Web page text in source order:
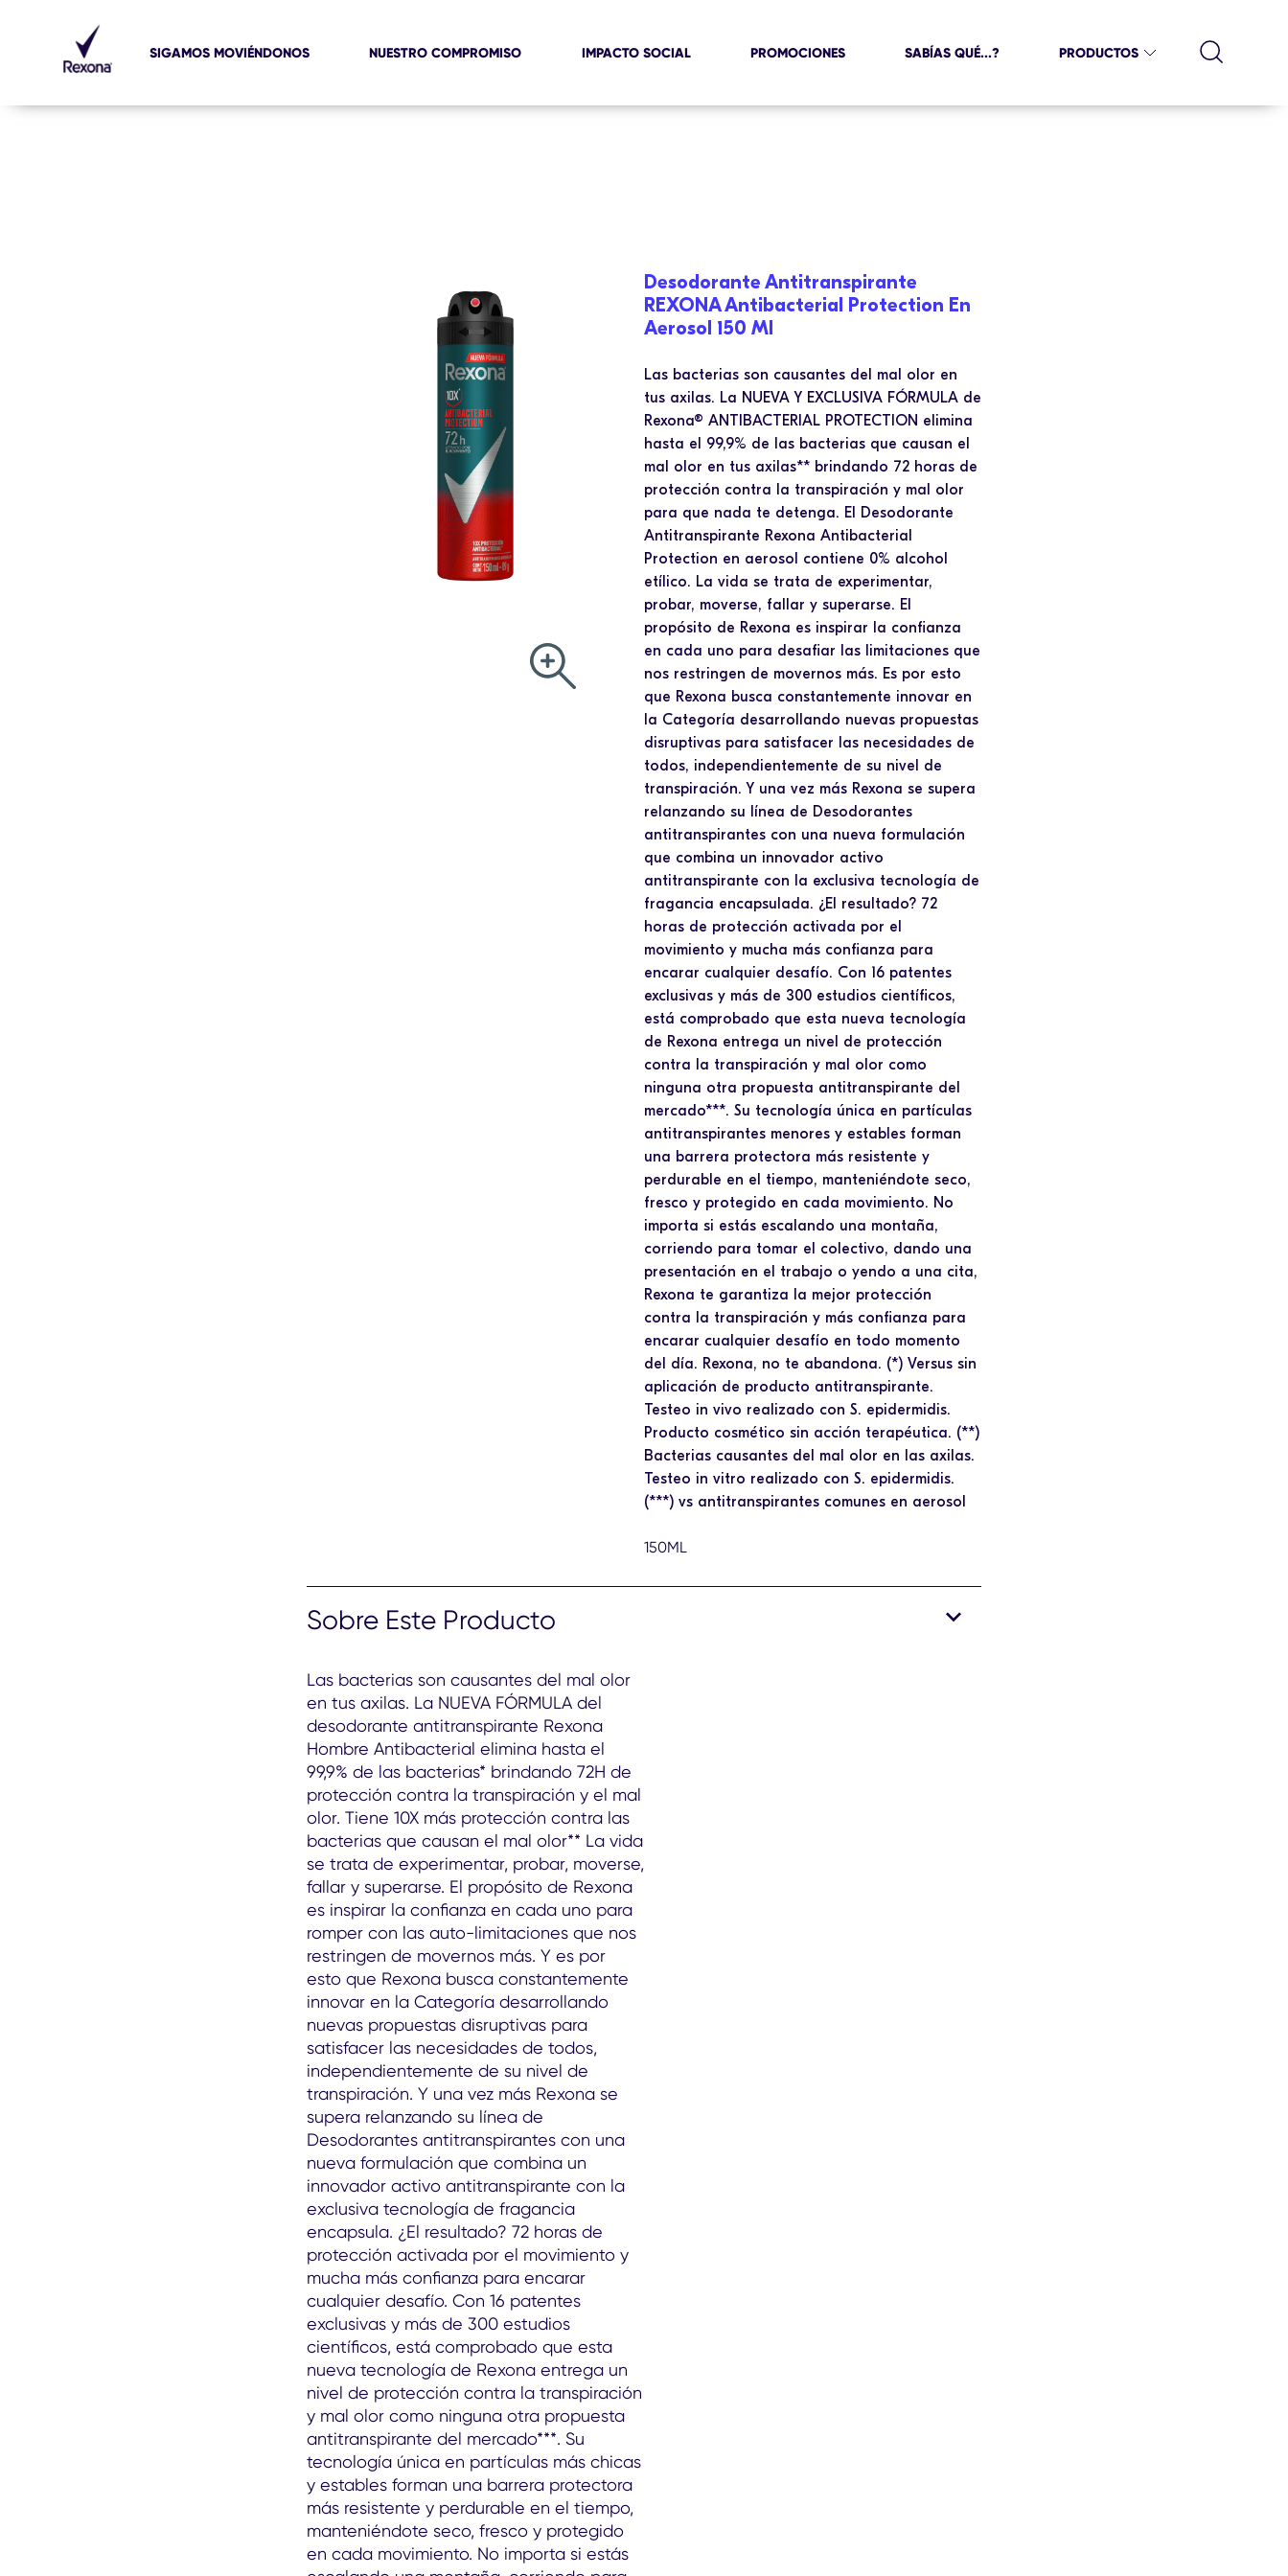
SIGAMOS MOVIÉNDONOS NUESTRO COMPROMISO IMPACTO SOCIAL PROMOCIONES SABÍAS QUÉ...? PRODUCTOS
Desodorante Antitranspirante
REXONA Antibacterial Protection En
Aerosol 150 Ml
Las bacterias son causantes del mal olor en
tus axilas. La NUEVA Y EXCLUSIVA FÓRMULA de
Rexona® ANTIBACTERIAL PROTECTION elimina
hasta el 99,9% de las bacterias que causan el
mal olor en tus axilas** brindando 72 horas de
protección contra la transpiración y mal olor
para que nada te detenga. El Desodorante
Antitranspirante Rexona Antibacterial
Protection en aerosol contiene 0% alcohol
etílico. La vida se trata de experimentar,
probar, moverse, fallar y superarse. El
propósito de Rexona es inspirar la confianza
en cada uno para desafiar las limitaciones que
nos restringen de movernos más. Es por esto
que Rexona busca constantemente innovar en
la Categoría desarrollando nuevas propuestas
disruptivas para satisfacer las necesidades de
todos, independientemente de su nivel de
transpiración. Y una vez más Rexona se supera
relanzando su línea de Desodorantes
antitranspirantes con una nueva formulación
que combina un innovador activo
antitranspirante con la exclusiva tecnología de
fragancia encapsulada. ¿El resultado? 72
horas de protección activada por el
movimiento y mucha más confianza para
encarar cualquier desafío. Con 16 patentes
exclusivas y más de 300 estudios científicos,
está comprobado que esta nueva tecnología
de Rexona entrega un nivel de protección
contra la transpiración y mal olor como
ninguna otra propuesta antitranspirante del
mercado***. Su tecnología única en partículas
antitranspirantes menores y estables forman
una barrera protectora más resistente y
perdurable en el tiempo, manteniéndote seco,
fresco y protegido en cada movimiento. No
importa si estás escalando una montaña,
corriendo para tomar el colectivo, dando una
presentación en el trabajo o yendo a una cita,
Rexona te garantiza la mejor protección
contra la transpiración y más confianza para
encarar cualquier desafío en todo momento
del día. Rexona, no te abandona. (*) Versus sin
aplicación de producto antitranspirante.
Testeo in vivo realizado con S. epidermidis.
Producto cosmético sin acción terapéutica. (**)
Bacterias causantes del mal olor en las axilas.
Testeo in vitro realizado con S. epidermidis.
(***) vs antitranspirantes comunes en aerosol
150ML
Sobre Este Producto
Las bacterias son causantes del mal olor
en tus axilas. La NUEVA FÓRMULA del
desodorante antitranspirante Rexona
Hombre Antibacterial elimina hasta el
99,9% de las bacterias* brindando 72H de
protección contra la transpiración y el mal
olor. Tiene 10X más protección contra las
bacterias que causan el mal olor** La vida
se trata de experimentar, probar, moverse,
fallar y superarse. El propósito de Rexona
es inspirar la confianza en cada uno para
romper con las auto-limitaciones que nos
restringen de movernos más. Y es por
esto que Rexona busca constantemente
innovar en la Categoría desarrollando
nuevas propuestas disruptivas para
satisfacer las necesidades de todos,
independientemente de su nivel de
transpiración. Y una vez más Rexona se
supera relanzando su línea de
Desodorantes antitranspirantes con una
nueva formulación que combina un
innovador activo antitranspirante con la
exclusiva tecnología de fragancia
encapsula. ¿El resultado? 72 horas de
protección activada por el movimiento y
mucha más confianza para encarar
cualquier desafío. Con 16 patentes
exclusivas y más de 300 estudios
científicos, está comprobado que esta
nueva tecnología de Rexona entrega un
nivel de protección contra la transpiración
y mal olor como ninguna otra propuesta
antitranspirante del mercado***. Su
tecnología única en partículas más chicas
y estables forman una barrera protectora
más resistente y perdurable en el tiempo,
manteniéndote seco, fresco y protegido
en cada movimiento. No importa si estás